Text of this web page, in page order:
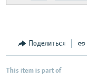
Поделиться
This item is part of